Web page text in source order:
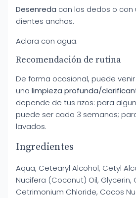
Desenreda con los dedos o con
dientes anchos.
Aclara con agua.
Recomendación de rutina
De forma ocasional, puede
una limpieza profunda/
depende de tus rizos: para
puede ser cada 3 semanas;
lavados.
Ingredientes
Aqua, Cetearyl Alcohol, Cetyl
Nucifera (Coconut) Oil,
Cetrimonium Chloride, Cocos